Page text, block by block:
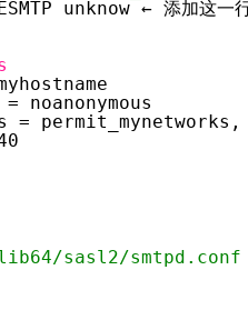
unknow ← 添加这一行
noanonymous
sasl2/smtpd.conf